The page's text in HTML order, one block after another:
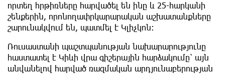
որտեղ հրթիռները հարվածել են ինը և 25-հարկանի
շենքերին, որոնողափրկարարական աշխատանքները
շարունակվում են, պատմել է Կլիչկոն։
Ռուսաստանի պաշտպանության նախարարությունը
հաստատել է Կիևի վրա գիշերային հարձակումը՝ այն
անվանելով հարված ռազմական արդյունաբերության